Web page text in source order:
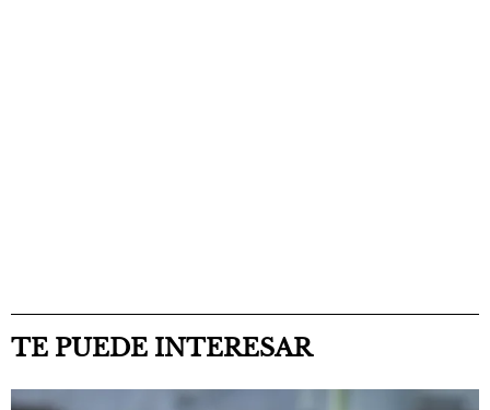
TE PUEDE INTERESAR